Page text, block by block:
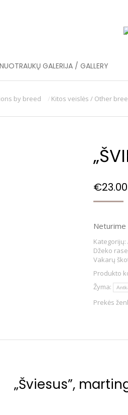
NUOTRAUKŲ GALERIJA / GALLERY
by breed
Kitos veislės / Other
€23.00
Neturime
Kategorijų:
Džeko
Vakarų
Produkto
Žyma:
Prekės
„Šviesus”,